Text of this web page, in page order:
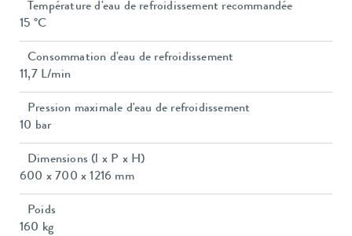
Température d'eau de refroidissement recommandée
15 °C
Consommation d'eau de refroidissement
11,7 L/min
Pression maximale d'eau de refroidissement
10 bar
Dimensions (l x P x H)
600 x 700 x 1216 mm
Poids
160 kg